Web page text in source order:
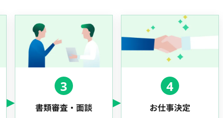
3
書類審査・面談
4
お仕事決定